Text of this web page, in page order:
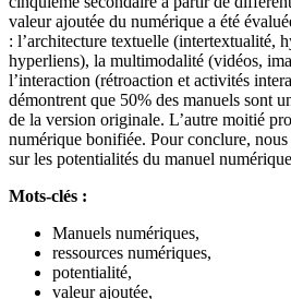
valeur ajoutée du numérique a été
: l’architecture textuelle (intertextualité,
hyperliens), la multimodalité (vidéos,
l’interaction (rétroaction et activités
démontrent que 50% des manuels sont
de la version originale. L’autre moitié
numérique bonifiée. Pour conclure,
sur les potentialités du manuel
Mots-clés :
Manuels numériques,
ressources numériques,
potentialité,
valeur ajoutée,